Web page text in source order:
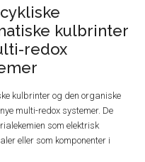
kulbrinter
redox
kulbrinter og den organiske
multi-redox systemer. De
som elektrisk
eller som komponenter i